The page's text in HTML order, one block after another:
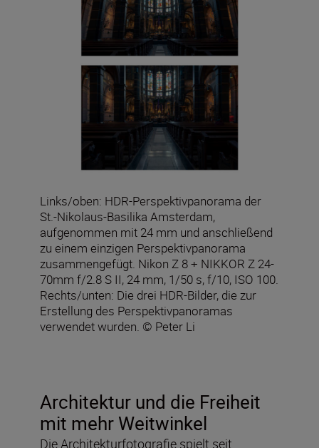
Links/oben: HDR-Perspektivpanorama der
St.-Nikolaus-Basilika Amsterdam,
aufgenommen mit 24 mm und anschließend
zu einem einzigen Perspektivpanorama
zusammengefügt. Nikon Z 8 + NIKKOR Z 24-
70mm f/2.8 S II, 24 mm, 1/50 s, f/10, ISO 100.
Rechts/unten: Die drei HDR-Bilder, die zur
Erstellung des Perspektivpanoramas
verwendet wurden. © Peter Li
Architektur und die Freiheit
mit mehr Weitwinkel
Die Architekturfotografie spielt seit